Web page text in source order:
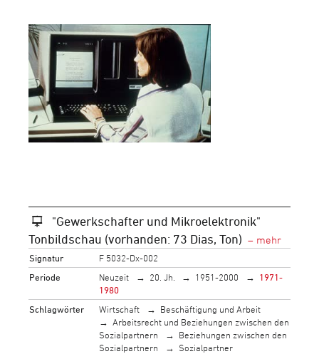
"Gewerkschafter und Mikroelektronik"
Tonbildschau (vorhanden: 73 Dias, Ton)
Signatur
F 5032-Dx-002
Periode
Neuzeit 20. Jh. 1951-2000
1971-
1980
Schlagwörter
Wirtschaft
Beschäftigung und Arbeit
Arbeitsrecht und Beziehungen zwischen den
Sozialpartnern
Beziehungen zwischen den
Sozialpartnern
Sozialpartner